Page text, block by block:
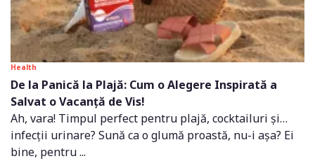
Health
De la Panică la Plajă: Cum o Alegere Inspirată a
Salvat o Vacanță de Vis!
Ah, vara! Timpul perfect pentru plajă, cocktailuri și…
infecții urinare? Sună ca o glumă proastă, nu-i așa? Ei
bine, pentru ...